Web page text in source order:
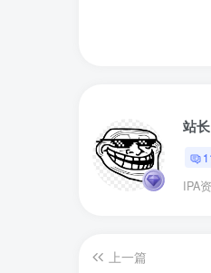
站长
IPA
上一篇